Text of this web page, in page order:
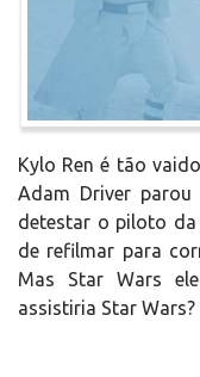
Kylo Ren é tão
Adam Driver
detestar o piloto da
de refilmar para
Mas Star Wars
assistiria Star Wars?